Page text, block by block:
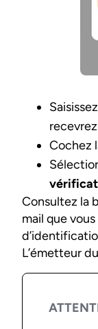
Cochez
Consultez la
mail que
L’émetteur